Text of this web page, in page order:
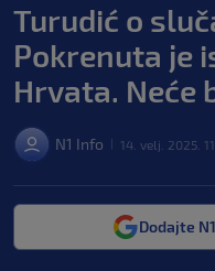
Turudić o
Pokrenuta je
Hrvata. Neće
N1 Info 14. velj. 2025.
Dodajte